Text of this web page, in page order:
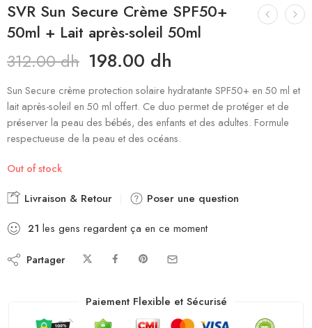
SVR Sun Secure Crème SPF50+
50ml + Lait après-soleil 50ml
312.00dh 198.00 dh
Sun Secure crème protection solaire hydratante SPF50+ en 50 ml et
lait après-soleil en 50 ml offert. Ce duo permet de protéger et de
préserver la peau des bébés, des enfants et des adultes. Formule
respectueuse de la peau et des océans.
Out of stock
Livraison & Retour
Poser une question
21 les gens regardent ça en ce moment
Partager
Paiement Flexible et Sécurisé